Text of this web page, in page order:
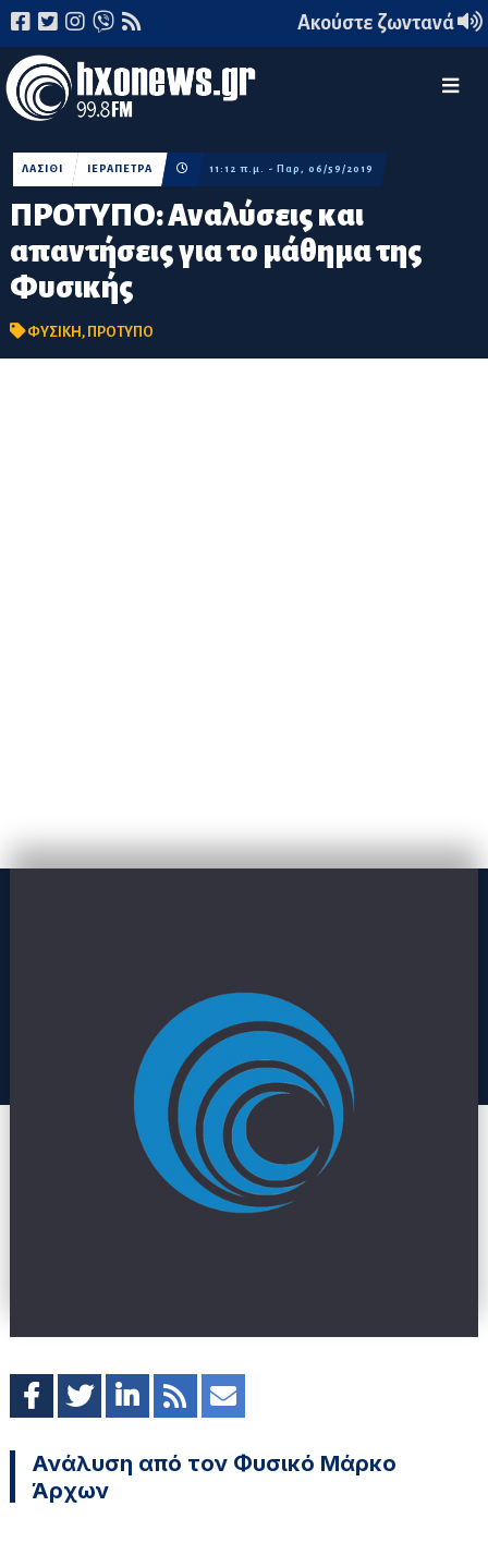
Ακούστε ζωντανά
ΠΡΟΤΥΠΟ: Αναλύσεις και
απαντήσεις για το μάθημα της
Φυσικής
ΛΑΣΙΘΙ ΙΕΡΑΠΕΤΡΑ 11:12 π.μ. - Παρ, 06/59/2019
ΦΥΣΙΚΗ, ΠΡΟΤΥΠΟ
Ανάλυση από τον Φυσικό Μάρκο
Άρχων